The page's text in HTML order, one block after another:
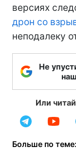
версиях
дрон со
неподалеку
Не
Или
Больше по теме: